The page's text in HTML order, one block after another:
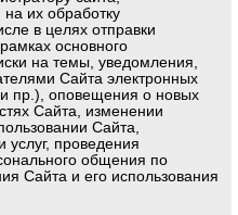
на их обработку
в целях отправки
основного
на темы, уведомления,
Сайта электронных
пр.), оповещения о новых
Сайта, изменении
Сайта,
услуг, проведения
общения по
Сайта и его использования